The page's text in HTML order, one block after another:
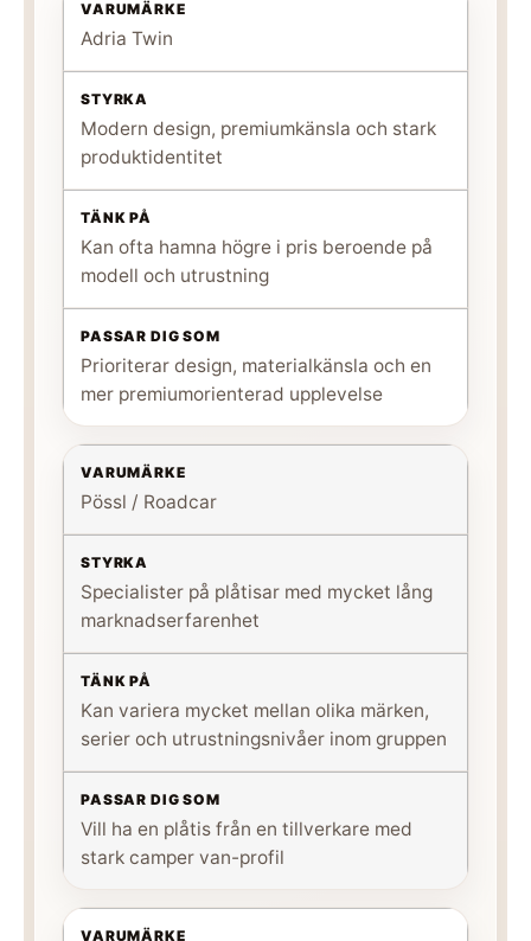
Adria Twin
Modern design, premiumkänsla och stark
produktidentitet
Kan ofta hamna högre i pris beroende på
modell och utrustning
Prioriterar design, materialkänsla och en
mer premiumorienterad upplevelse
Pössl / Roadcar
Specialister på plåtisar med mycket lång
marknadserfarenhet
Kan variera mycket mellan olika märken,
serier och utrustningsnivåer inom gruppen
Vill ha en plåtis från en tillverkare med
stark camper van-profil